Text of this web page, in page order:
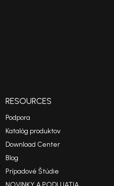
RESOURCES
Podpora
Katalóg produktov
Download Center
Blog
Prípadové Štúdie